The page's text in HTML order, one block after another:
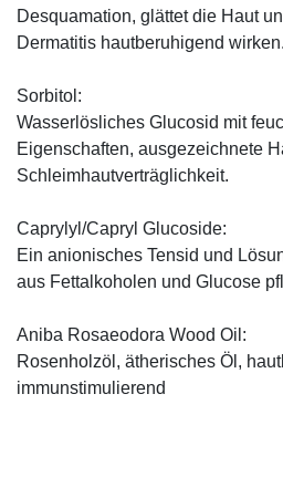
Desquamation, glättet die Haut
Dermatitis hautberuhigend wirken.
Sorbitol:
Wasserlösliches Glucosid mit
Eigenschaften, ausgezeichnete
Schleimhautverträglichkeit.
Caprylyl/Capryl Glucoside:
Ein anionisches Tensid und
aus Fettalkoholen und Glucose
Aniba Rosaeodora Wood Oil:
Rosenholzöl, ätherisches Öl,
immunstimulierend